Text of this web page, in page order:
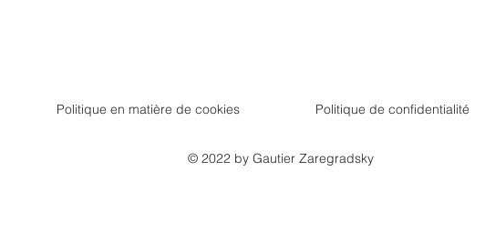
Politique en matière de cookies Politique de confidentialité
© 2022 by Gautier Zaregradsky